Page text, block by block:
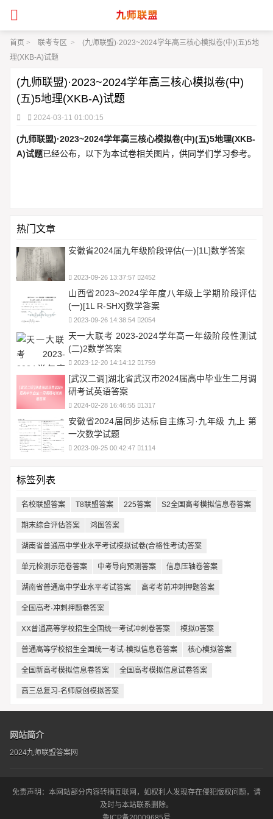
首页 > 联考专区 >
(九师联盟)·2023~2024学年高三核心模拟卷(中)(五)5地
理(XKB-A)试题
(九师联盟)·2023~2024学年高三核心模拟卷(中)
(五)5地理(XKB-A)试题
2024-03-11 01:00:15
(九师联盟)·2023~2024学年高三核心模拟卷(中)(五)5地理(XKB-
A)试题已经公布，以下为本试卷相关图片，供同学们学习参考。
热门文章
安徽省2024届九年级阶段评估(一)[1L]数学答案
2023-09-26 13:37:57 2452
山西省2023~2024学年度八年级上学期阶段评估
(一)[1L R-SHX]数学答案
2023-09-26 14:38:54 2054
天一大联考 2023-2024学年高一年级阶段性测试
(二)2数学答案
2023-12-20 14:14:12 1759
[武汉二调]湖北省武汉市2024届高中毕业生二月调
研考试英语答案
2024-02-28 16:46:55 1317
安徽省2024届同步达标自主练习·九年级 九上 第
一次数学试题
2023-09-25 00:42:47 1114
标签列表
名校联盟答案 T8联盟答案 225答案 S2全国高考模拟信息卷答案
期末综合评估答案 鸿图答案
湖南省普通高中学业水平考试模拟试卷(合格性考试)答案
单元检测示范卷答案 中考导向预测答案 信息压轴卷答案
湖南省普通高中学业水平考试答案 高考考前冲刺押题答案
全国高考·冲刺押题卷答案
XX普通高等学校招生全国统一考试冲刺卷答案 模拟0答案
普通高等学校招生全国统一考试·模拟信息卷答案 核心模拟答案
全国新高考模拟信息卷答案 全国高考模拟信息试卷答案
高三总复习·名师原创模拟答案
网站简介
2024九师联盟答案网
免责声明：本网站部分内容转摘互联网，如权利人发现存在侵犯版权问题，请
及时与本站联系删除。